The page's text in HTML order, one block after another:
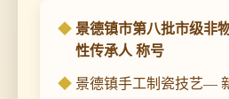
景德镇市第八批市级非
性传承人 称号
景德镇手工制瓷技艺—